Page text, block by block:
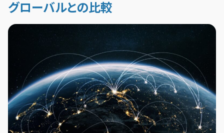
グローバルとの比較